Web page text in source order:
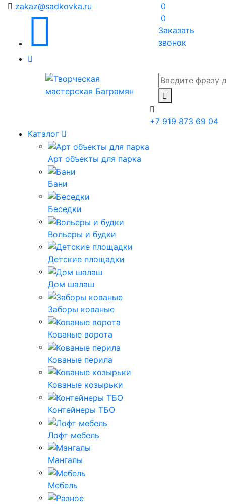
zakaz@sadkovka.ru
0
0
Заказать
звонок
+7 919 873 69 04
Каталог
Арт объекты для парка
Бани
Беседки
Вольеры и будки
Детские площадки
Дом шалаш
Заборы кованые
Кованые ворота
Кованые перила
Кованые козырьки
Контейнеры ТБО
Лофт мебель
Мангалы
Мебель